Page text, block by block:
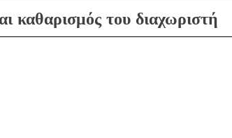
καθαρισμός του διαχωριστή